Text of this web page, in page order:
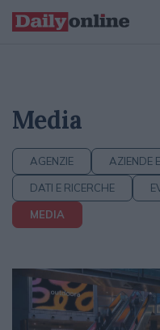
Media
AGENZIE AZIENDE
DATI E RICERCHE
MEDIA